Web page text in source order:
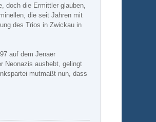
doch die Ermittler glauben,
die seit Jahren mit
des Trios in Zwickau in
auf dem Jenaer
Neonazis aushebt, gelingt
mutmaßt nun, dass